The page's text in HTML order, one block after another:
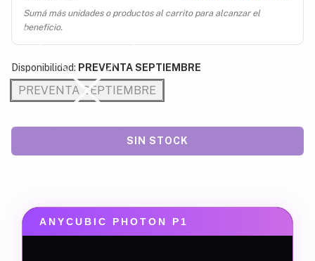
Sumá más unidades o productos al carrito para alcanzar el
beneficio.
Disponibilidad: PREVENTA SEPTIEMBRE
PREVENTA SEPTIEMBRE
ANYCUBIC PHOTON P1